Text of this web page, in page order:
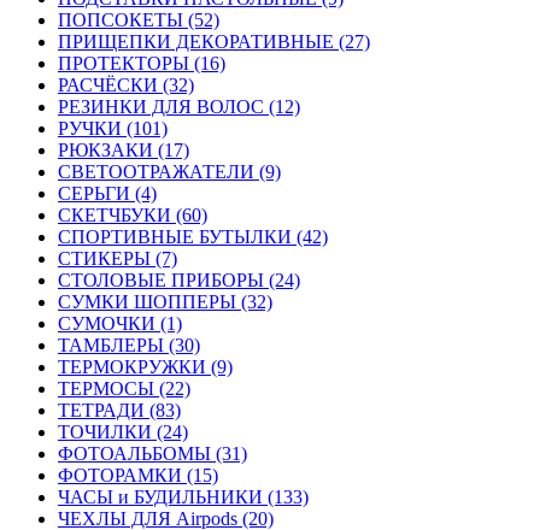
ПОПСОКЕТЫ (52)
ПРИЩЕПКИ ДЕКОРАТИВНЫЕ (27)
ПРОТЕКТОРЫ (16)
РАСЧЁСКИ (32)
РЕЗИНКИ ДЛЯ ВОЛОС (12)
РУЧКИ (101)
РЮКЗАКИ (17)
СВЕТООТРАЖАТЕЛИ (9)
СЕРЬГИ (4)
СКЕТЧБУКИ (60)
СПОРТИВНЫЕ БУТЫЛКИ (42)
СТИКЕРЫ (7)
СТОЛОВЫЕ ПРИБОРЫ (24)
СУМКИ ШОППЕРЫ (32)
СУМОЧКИ (1)
ТАМБЛЕРЫ (30)
ТЕРМОКРУЖКИ (9)
ТЕРМОСЫ (22)
ТЕТРАДИ (83)
ТОЧИЛКИ (24)
ФОТОАЛЬБОМЫ (31)
ФОТОРАМКИ (15)
ЧАСЫ и БУДИЛЬНИКИ (133)
ЧЕХЛЫ ДЛЯ Airpods (20)